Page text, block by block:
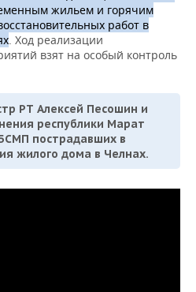
жильем и горячим
работ в
. Ход реализации
взят на особый контроль
РТ Алексей Песошин и
республики Марат
пострадавших в
жилого дома в Челнах.